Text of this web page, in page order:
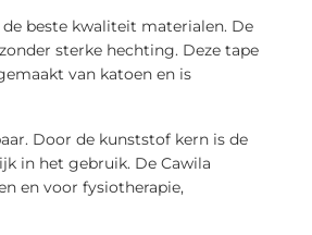
beste kwaliteit materialen. De
sterke hechting. Deze tape
van katoen en is
Door de kunststof kern is de
in het gebruik. De Cawila
en voor fysiotherapie,